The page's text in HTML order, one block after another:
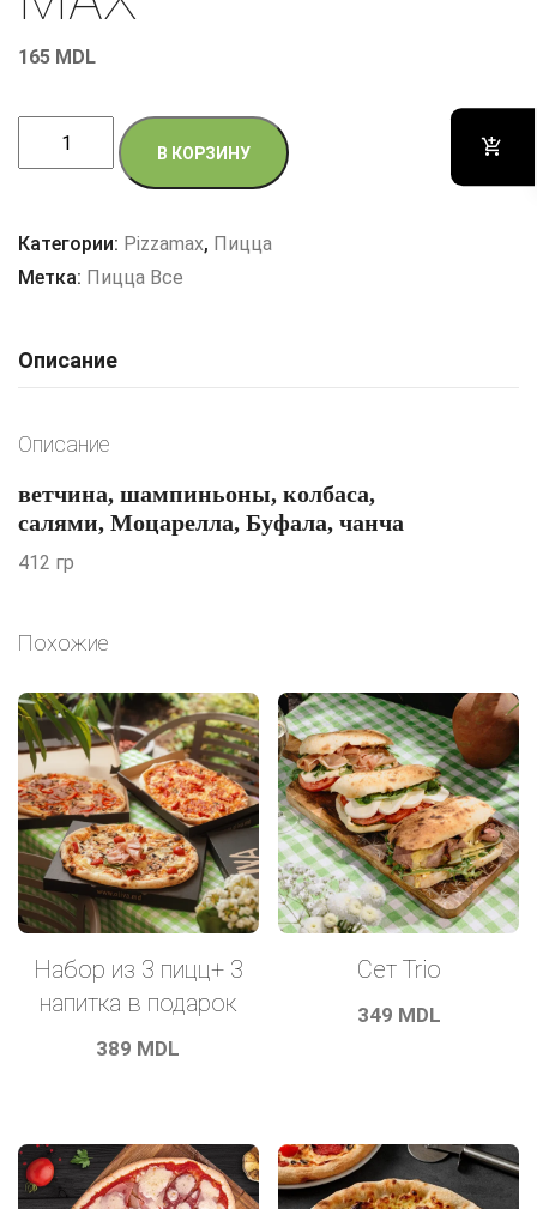
165 MDL
Количество
товара
В КОРЗИНУ
Категории: Pizzamax, Пицца
Метка: Пицца Все
Описание
Описание
ветчина, шампиньоны, колбаса,
салями, Моцарелла, Буфала, чанча
412 гр
Похожие
Набор из 3 пицц+ 3
напитка в подарок
389 MDL
Ceт Trio
349 MDL